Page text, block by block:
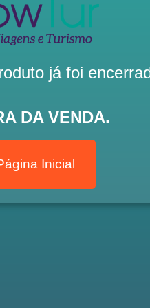
já foi
DA VENDA.
Inicial